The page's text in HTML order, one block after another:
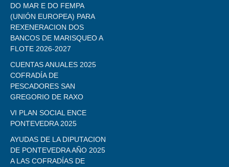
DO MAR E DO FEMPA
(UNIÓN EUROPEA) PARA
REXENERACION DOS
BANCOS DE MARISQUEO A
FLOTE 2026-2027
CUENTAS ANUALES 2025
COFRADÍA DE
PESCADORES SAN
GREGORIO DE RAXO
VI PLAN SOCIAL ENCE
PONTEVEDRA 2025
AYUDAS DE LA DIPUTACION
DE PONTEVEDRA AÑO 2025
A LAS COFRADÍAS DE